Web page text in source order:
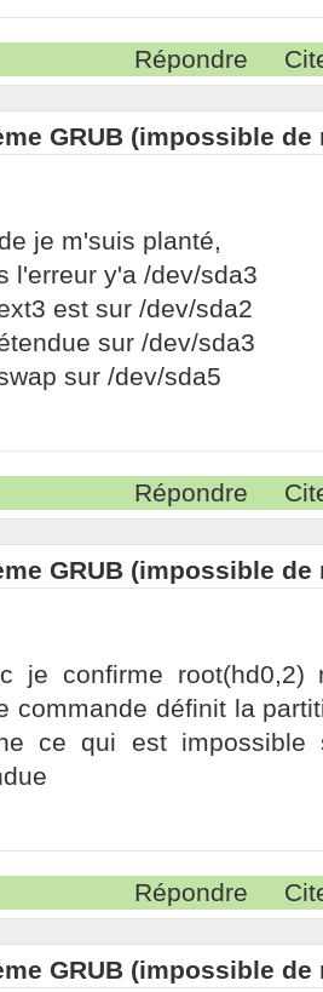
Répondre
GRUB (impossible
je m'suis planté,
l'erreur y'a /dev/sda3
est sur /dev/sda2
sur /dev/sda3
sur /dev/sda5
Répondre
GRUB (impossible
je confirme
commande définit la
ce qui est impossible
Répondre
GRUB (impossible